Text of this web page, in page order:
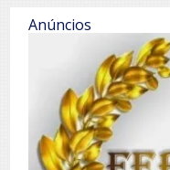
Anúncios